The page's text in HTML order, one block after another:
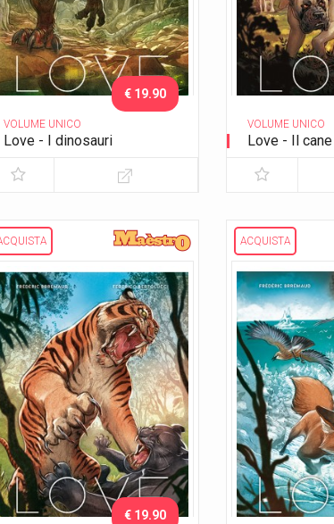
VOLUME UNICO
Love - I dinosauri
€ 19.90
VOLUME UNICO
Love - Il cane
€ 19.90
ACQUISTA